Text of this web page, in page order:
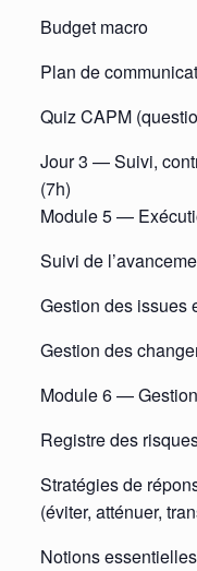
Budget macro
Plan de
Quiz CAPM
Jour 3 — Suivi,
(7h)
Module 5 —
Suivi de
Gestion des issues
Gestion des
Module 6 —
Registre des
Stratégies de
(éviter, atténuer,
Notions